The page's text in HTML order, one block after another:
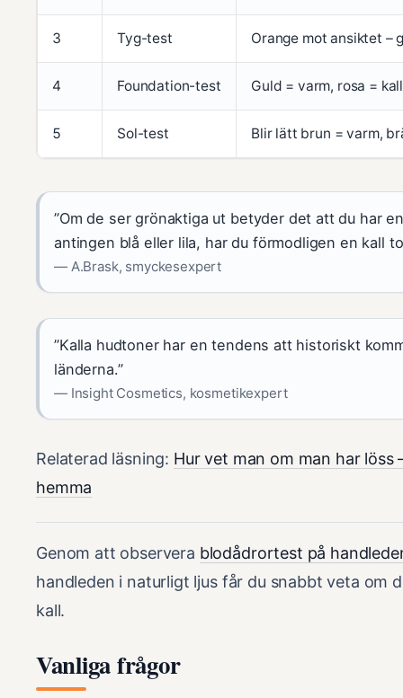
3 Tyg-test Orange mot ansiktet –
4 Foundation-test Guld = varm, rosa = kall
5 Sol-test Blir lätt brun = varm,
”Om de ser grönaktiga ut betyder det att du har
antingen blå eller lila, har du förmodligen en kall
— A.Brask, smyckesexpert
”Kalla hudtoner har en tendens att historiskt
länderna.”
— Insight Cosmetics, kosmetikexpert
Relaterad läsning: Hur vet man om man har
hemma
Genom att observera blodådrortest på
handleden i naturligt ljus får du snabbt veta om
kall.
Vanliga frågor